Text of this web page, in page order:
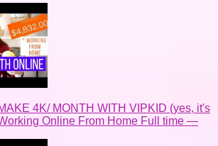
4K/ MONTH WITH VIPKID (yes, it's
Online From Home Full time —